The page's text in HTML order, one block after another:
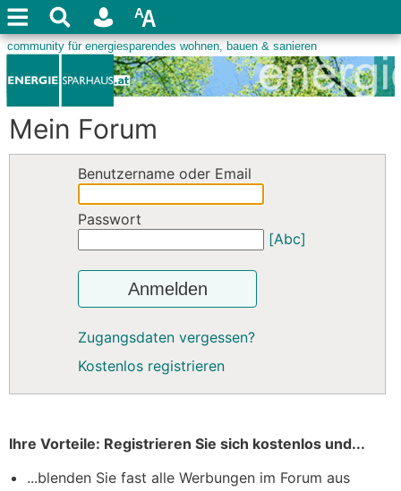
Mein Forum
Benutzername oder Email
Passwort
[Abc]
Anmelden
Zugangsdaten vergessen?
Kostenlos registrieren
Ihre Vorteile: Registrieren Sie sich kostenlos und...
...blenden Sie fast alle Werbungen im Forum aus